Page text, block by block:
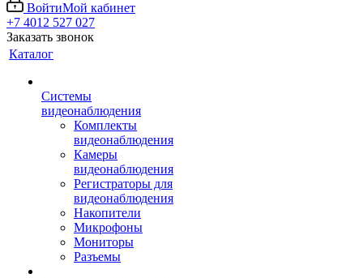
ВойтиМой кабинет
+7 4012 527 027
Заказать звонок
Каталог
Системы
видеонаблюдения
Комплекты
видеонаблюдения
Камеры
видеонаблюдения
Регистраторы для
видеонаблюдения
Накопители
Микрофоны
Мониторы
Разъемы